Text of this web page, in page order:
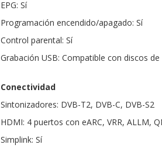
EPG: Sí
Programación encendido/apagado: Sí
Control parental: Sí
Grabación USB: Compatible con discos
Conectividad
Sintonizadores: DVB-T2, DVB-C, DVB-S2
HDMI: 4 puertos con eARC, VRR, ALLM,
Simplink: Sí